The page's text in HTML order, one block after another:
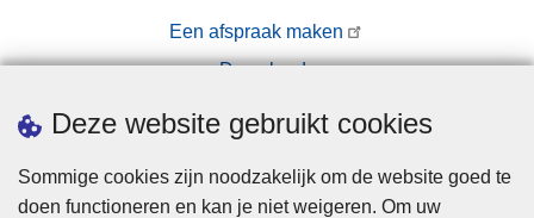
Deze website gebruikt cookies
Sommige cookies zijn noodzakelijk om de website goed te
doen functioneren en kan je niet weigeren. Om uw
Een afspraak maken
Downloads
Pers